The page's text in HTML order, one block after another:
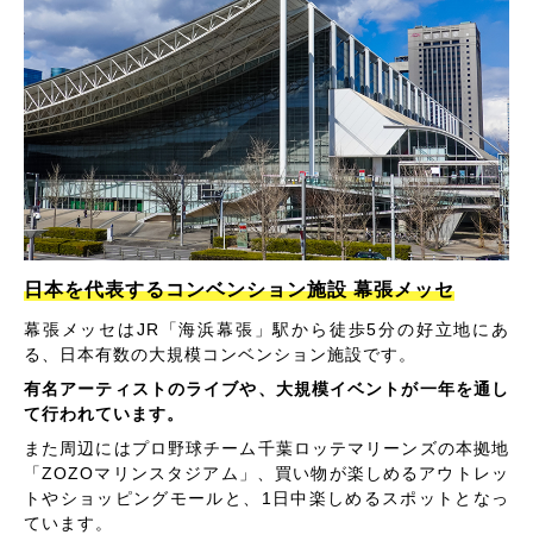
日本を代表するコンベンション施設 幕張メッセ
幕張メッセはJR「海浜幕張」駅から徒歩5分の好立地にあ
る、日本有数の大規模コンベンション施設です。
有名アーティストのライブや、大規模イベントが一年を通し
て行われています。
また周辺にはプロ野球チーム千葉ロッテマリーンズの本拠地
「ZOZOマリンスタジアム」、買い物が楽しめるアウトレッ
トやショッピングモールと、1日中楽しめるスポットとなっ
ています。